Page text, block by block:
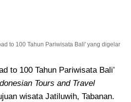
to 100 Tahun Pariwisata Bali' yang digelar
to 100 Tahun Pariwisata Bali’
Tours and Travel
wisata Jatiluwih, Tabanan.